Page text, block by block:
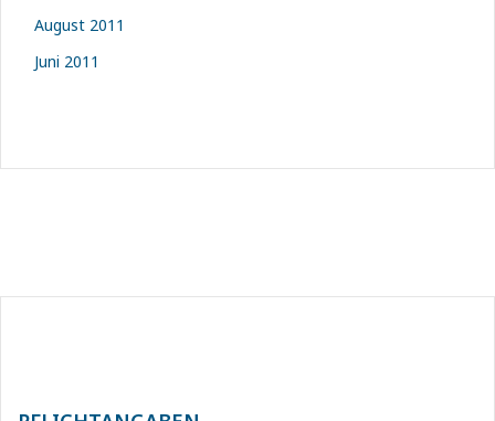
August 2011
Juni 2011